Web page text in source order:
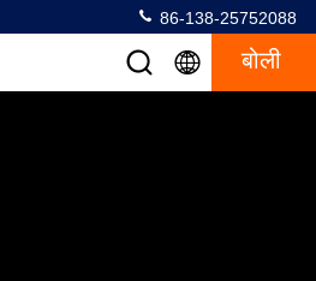
86-138-25752088
बोली